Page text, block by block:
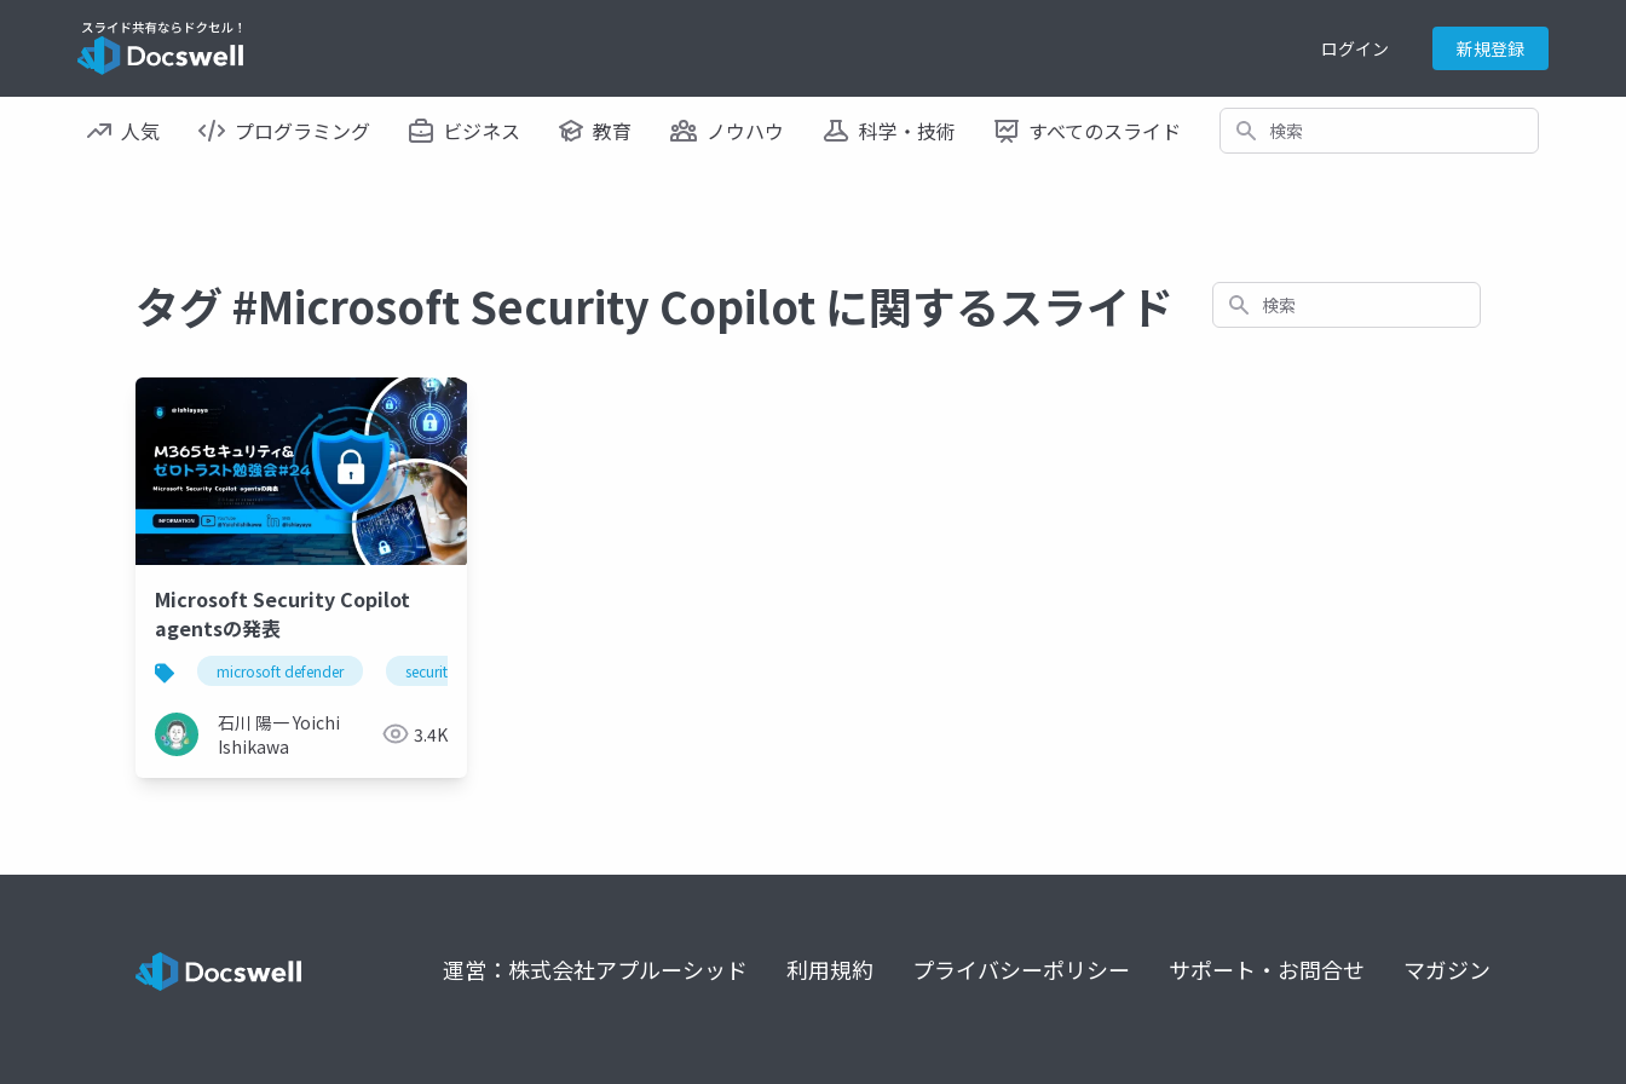
ログイン 新規登録
人気 プログラミング ビジネス 教育 ノウハウ 科学・技術 すべてのスライド 検索
タグ #Microsoft Security Copilot に関するスライド 検索
Microsoft Security Copilot
agentsの発表
microsoft defender securitycopilot
石川 陽一 Yoichi
Ishikawa
3.4K
運営：株式会社アプルーシッド 利用規約 プライバシーポリシー サポート・お問合せ マガジン